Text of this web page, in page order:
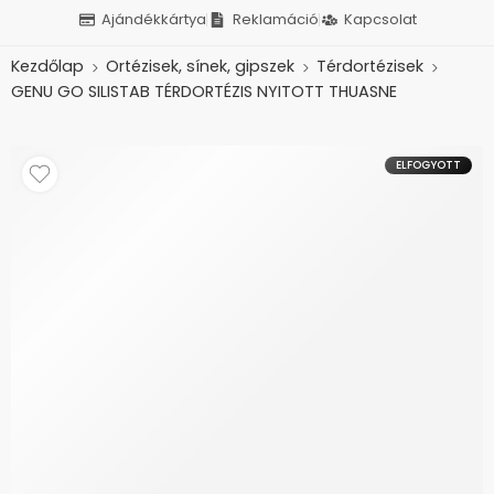
Ajándékkártya Reklamáció Kapcsolat
Kezdőlap Ortézisek, sínek, gipszek
Térdortézisek
GENU GO SILISTAB TÉRDORTÉZIS NYITOTT THUASNE
ELFOGYOTT